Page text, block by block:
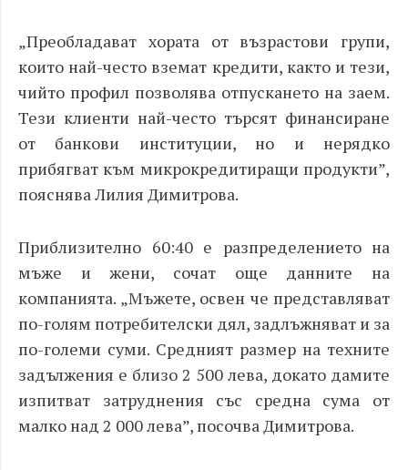
„Преобладават хората от възрастови групи,
които най-често вземат кредити, както и тези,
чийто профил позволява отпускането на заем.
Тези клиенти най-често търсят финансиране
от банкови институции, но и нерядко
прибягват към микрокредитиращи продукти”,
пояснява Лилия Димитрова.
Приблизително 60:40 е разпределението на
мъже и жени, сочат още данните на
компанията. „Мъжете, освен че представляват
по-голям потребителски дял, задлъжняват и за
по-големи суми. Средният размер на техните
задължения е близо 2 500 лева, докато дамите
изпитват затруднения със средна сума от
малко над 2 000 лева”, посочва Димитрова.